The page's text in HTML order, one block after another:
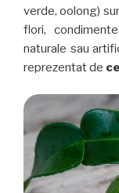
verde, oolong)
flori,
naturale sau
reprezentat de